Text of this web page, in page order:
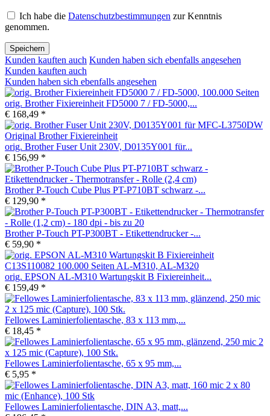
Ich habe die Datenschutzbestimmungen zur Kenntnis
genommen.
Speichern
Kunden kauften auch Kunden haben sich ebenfalls angesehen
Kunden kauften auch
Kunden haben sich ebenfalls angesehen
orig. Brother Fixiereinheit FD5000 7 / FD-5000,...
€ 168,49 *
orig. Brother Fuser Unit 230V, D0135Y001 für...
€ 156,99 *
Brother P-Touch Cube Plus PT-P710BT schwarz -...
€ 129,90 *
Brother P-Touch PT-P300BT - Etikettendrucker -...
€ 59,90 *
orig. EPSON AL-M310 Wartungskit B Fixiereinheit...
€ 159,49 *
Fellowes Laminierfolientasche, 83 x 113 mm,...
€ 18,45 *
Fellowes Laminierfolientasche, 65 x 95 mm,...
€ 5,95 *
Fellowes Laminierfolientasche, DIN A3, matt,...